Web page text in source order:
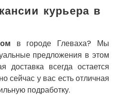
курьера в
в городе Глеваха? Мы
предложения в этом
доставка всегда остается
сейчас у вас есть отличная
подработку.